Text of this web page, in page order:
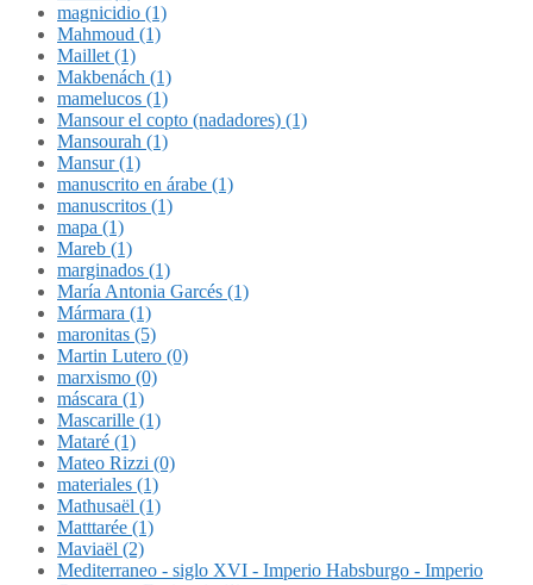
magnicidio (1)
Mahmoud (1)
Maillet (1)
Makbenách (1)
mamelucos (1)
Mansour el copto (nadadores) (1)
Mansourah (1)
Mansur (1)
manuscrito en árabe (1)
manuscritos (1)
mapa (1)
Mareb (1)
marginados (1)
María Antonia Garcés (1)
Mármara (1)
maronitas (5)
Martin Lutero (0)
marxismo (0)
máscara (1)
Mascarille (1)
Mataré (1)
Mateo Rizzi (0)
materiales (1)
Mathusaël (1)
Matttarée (1)
Maviaël (2)
Mediterraneo - siglo XVI - Imperio Habsburgo - Imperio